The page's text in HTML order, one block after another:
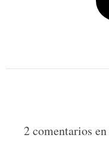
2 comentarios en